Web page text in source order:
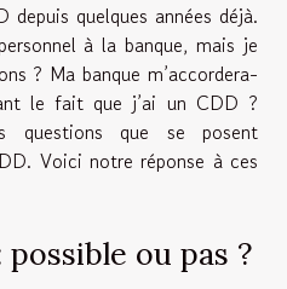
depuis quelques années déjà.
à la banque, mais je
? Ma banque m’accordera-
le fait que j’ai un CDD ?
questions que se posent
Voici notre réponse à ces
ou pas ?